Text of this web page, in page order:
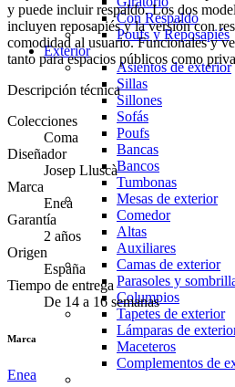
Con Respaldo
Poufs y Reposapiés
Exterior
Asientos de exterior
Sillas
Sillones
Sofás
Poufs
Bancas
Bancos
Tumbonas
Mesas de exterior
Comedor
Altas
Auxiliares
Camas de exterior
Parasoles y
Columpios
Tapetes de exterior
Lámparas de
Maceteros
Complementos de
y puede incluir respaldo. Los dos
incluyen reposapiés y la versión con
comodidad al usuario. Funcionales y
tanto para espacios públicos como
Descripción técnica
Colecciones
Coma
Diseñador
Josep Lluscà
Marca
Enea
Garantía
2 años
Origen
España
Tiempo de entrega
De 14 a 16 semanas
Marca
Enea